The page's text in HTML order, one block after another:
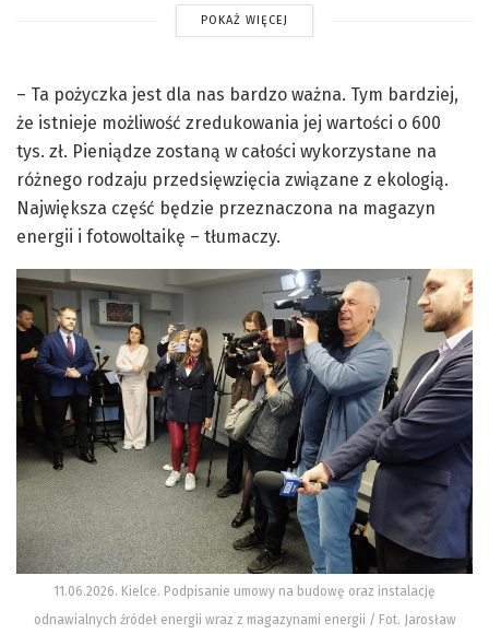
POKAŻ WIĘCEJ
– Ta pożyczka jest dla nas bardzo ważna. Tym bardziej,
że istnieje możliwość zredukowania jej wartości o 600
tys. zł. Pieniądze zostaną w całości wykorzystane na
różnego rodzaju przedsięwzięcia związane z ekologią.
Największa część będzie przeznaczona na magazyn
energii i fotowoltaikę – tłumaczy.
11.06.2026. Kielce. Podpisanie umowy na budowę oraz instalację
odnawialnych źródeł energii wraz z magazynami energii / Fot. Jarosław